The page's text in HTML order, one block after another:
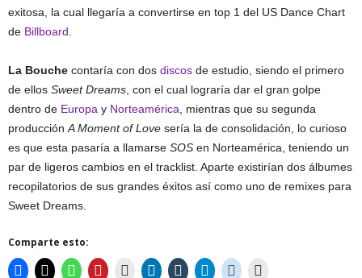
exitosa, la cual llegaría a convertirse en top 1 del US Dance Chart
de Billboard
La Bouche contaría con dos discos de estudio, siendo el primero
de ellos Sweet Dreams , con el cual lograría dar el gran golpe
dentro de Europa y Norteamérica , mientras que su segunda
producción A Moment of Love sería la de consolidación, lo curioso
es que esta pasaría a llamarse SOS en Norteamérica, teniendo un
par de ligeros cambios en el tracklist. Aparte existirían dos álbumes
recopilatorios de sus grandes éxitos así como uno de remixes para
Sweet Dreams.
Comparte esto: